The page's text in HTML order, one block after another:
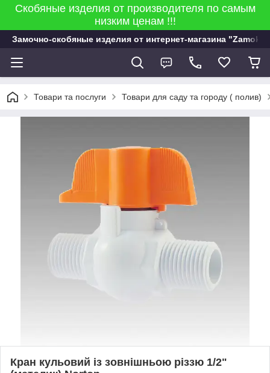
Скобяные изделия от производителя по самым
низким ценам !!!
Замочно-скобяные изделия от интернет-магазина "Zamok
Товари та послуги Товари для саду та городу ( полив)
Кран кульовий із зовнішньою різзю 1/2"